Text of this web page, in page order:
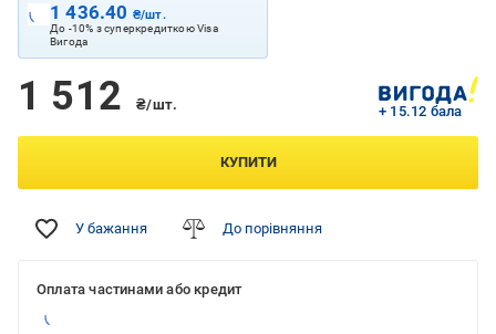
1 436.40 ₴/шт.
До -10% з суперкредиткою Visa
Вигода
1 512 ₴/шт. + 15.12 бала
КУПИТИ
У бажання До порівняння
Оплата частинами або кредит